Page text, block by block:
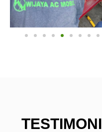
TESTIMONI